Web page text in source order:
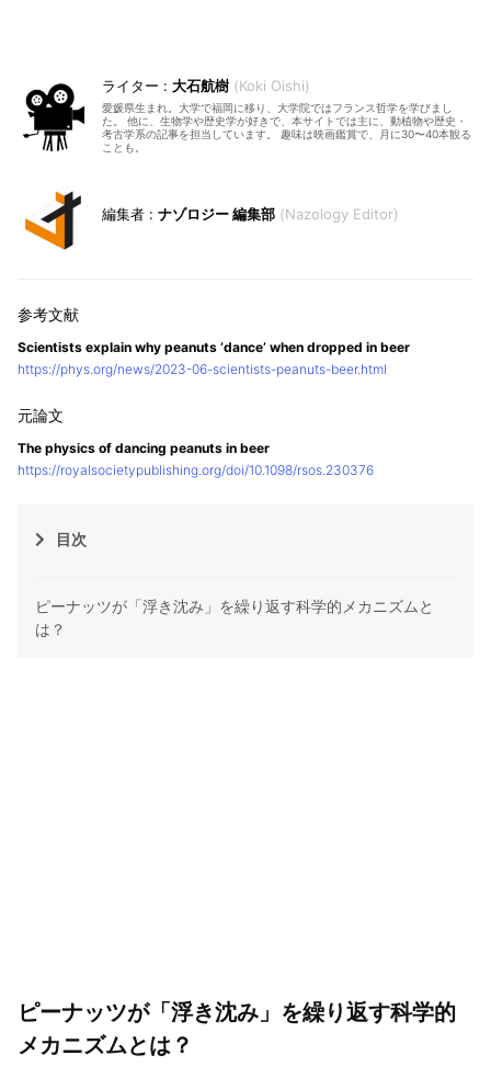
大石航樹 Koki Oishi
愛媛県生まれ。大学で福岡に移り、大学院ではフランス哲学を学びまし
た。 他に、生物学や歴史学が好きで、本サイトでは主に、動植物や歴史・
考古学系の記事を担当しています。 趣味は映画鑑賞で、月に30〜40本観る
ことも。
ナゾロジー 編集部 Nazology Editor
Scientists explain why peanuts ‘dance’ when dropped in beer
https://phys.org/news/2023-06-scientists-peanuts-beer.html
The physics of dancing peanuts in beer
https://royalsocietypublishing.org/doi/10.1098/rsos.230376
目次
ピーナッツが「浮き沈み」を繰り返す科学的メカニズムと
は？
ピーナッツが「浮き沈み」を繰り返す科学的
メカニズムとは？